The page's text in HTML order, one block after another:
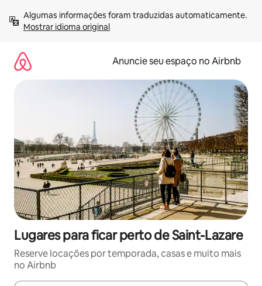
para
Mostrar idioma original
Anuncie seu espaço no Airbnb
Lugares para ficar perto de Saint-Lazare
Reserve locações por temporada, casas e muito mais
no Airbnb